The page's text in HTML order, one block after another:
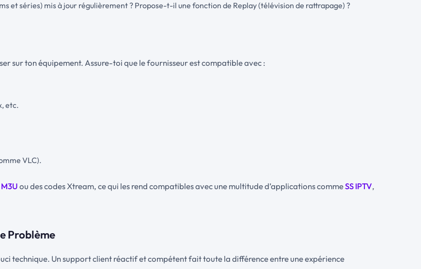
et séries) mis à jour régulièrement ? Propose-t-il une fonction de Replay (télévision de rattrapage) ?
sur ton équipement. Assure-toi que le fournisseur est compatible avec :
etc.
VLC).
ou des codes Xtream, ce qui les rend compatibles avec une multitude d’applications commeSS IPTV,
Problème
technique. Un support client réactif et compétent fait toute la différence entre une expérience